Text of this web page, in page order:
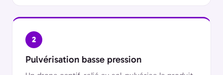
2
Pulvérisation basse pression